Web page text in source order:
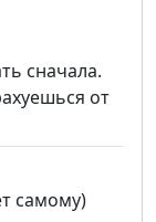
сначала.
от
самому)